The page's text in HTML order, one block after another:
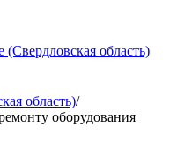
область)
область)/
оборудования